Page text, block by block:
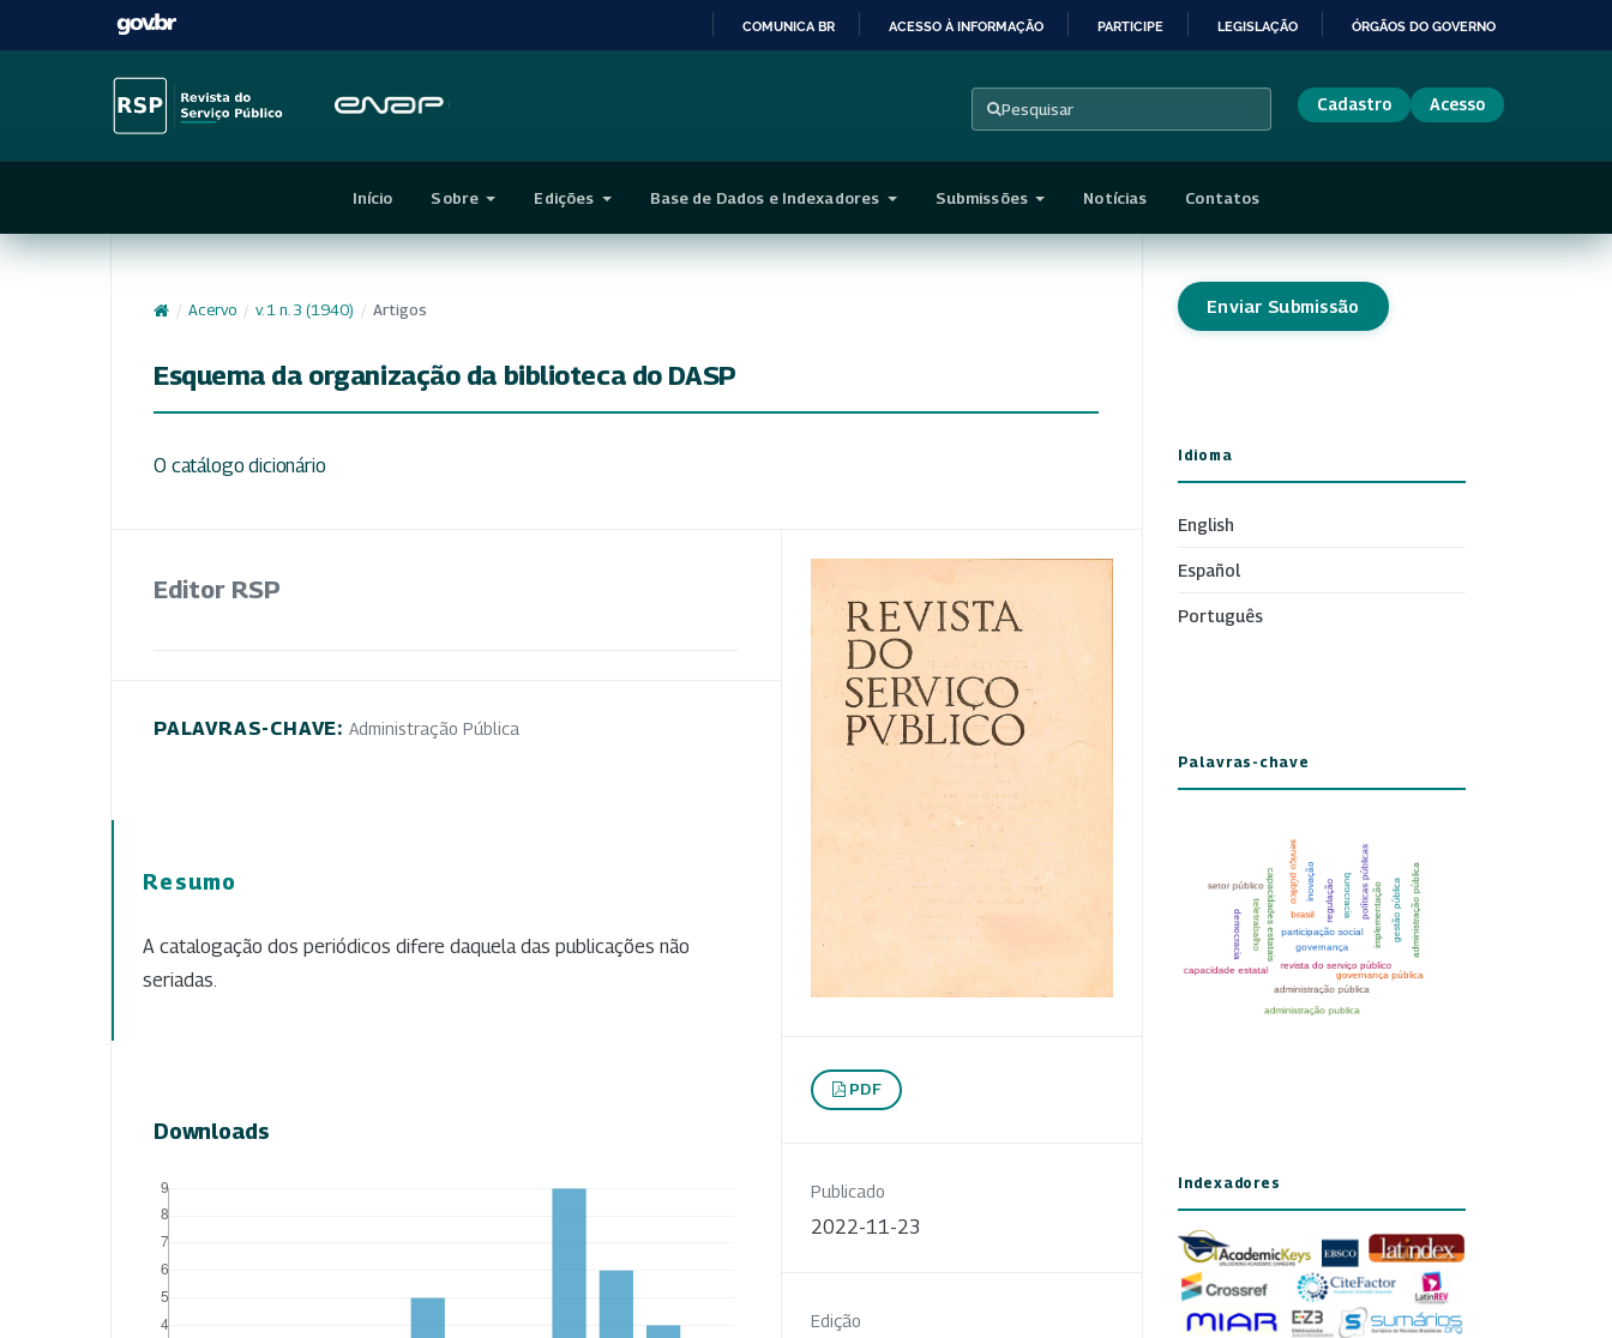
CONTEÚDO
COMUNICA BR ACESSO À INFORMAÇÃO PARTICIPE LEGISLAÇÃO ÓRGÃOS DO GOVERNO
Pesquisar Cadastro Acesso
Início Sobre Edições Base de Dados e Indexadores Submissões Notícias Contatos
/ Acervo / v. 1 n. 3 (1940) / Artigos
Esquema da organização da biblioteca do DASP
O catálogo dicionário
Editor RSP
PALAVRAS-CHAVE: Administração Pública
Resumo
A catalogação dos periódicos difere daquela das publicações não
seriadas.
Downloads
PDF
Publicado
2022-11-23
Edição
Enviar Submissão
Idioma
English
Español
Português
Palavras-chave
Indexadores